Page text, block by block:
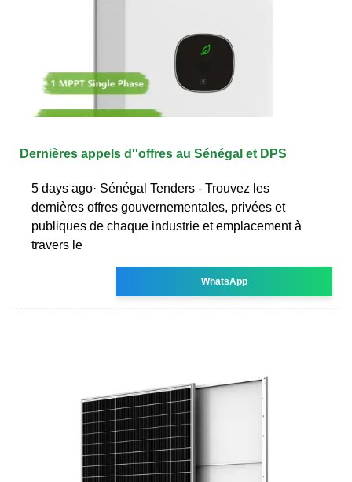
Dernières appels d''offres au Sénégal et DPS
5 days ago· Sénégal Tenders - Trouvez les
dernières offres gouvernementales, privées et
publiques de chaque industrie et emplacement à
travers le
WhatsApp